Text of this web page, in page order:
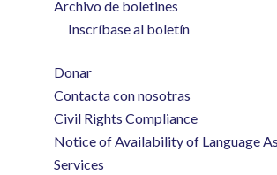
Archivo de boletines
Inscríbase al boletín
Donar
Contacta con nosotras
Civil Rights Compliance
Notice of Availability of Language
Services